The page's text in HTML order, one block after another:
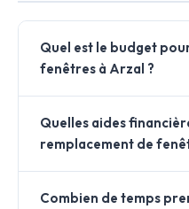
Quel est le budget
fenêtres à Arzal ?
Quelles aides
remplacement de
Combien de temps